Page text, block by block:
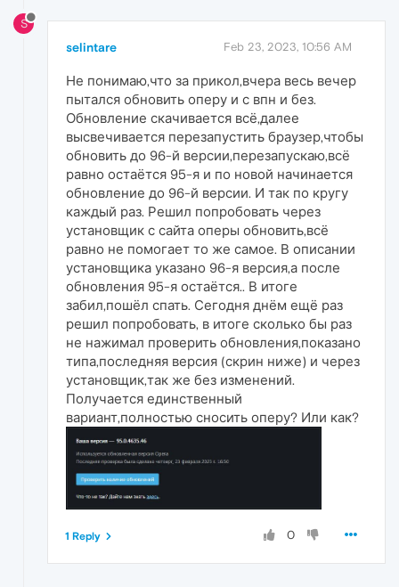
S
selintare Feb 23, 2023, 10:56 AM
Не понимаю,что за прикол,вчера весь вечер
пытался обновить оперу и с впн и без.
Обновление скачивается всё,далее
высвечивается перезапустить браузер,чтобы
обновить до 96-й версии,перезапускаю,всё
равно остаётся 95-я и по новой начинается
обновление до 96-й версии. И так по кругу
каждый раз. Решил попробовать через
установщик с сайта оперы обновить,всё
равно не помогает то же самое. В описании
установщика указано 96-я версия,а после
обновления 95-я остаётся.. В итоге
забил,пошёл спать. Сегодня днём ещё раз
решил попробовать, в итоге сколько бы раз
не нажимал проверить обновления,показано
типа,последняя версия (скрин ниже) и через
установщик,так же без изменений.
Получается единственный
вариант,полностью сносить оперу? Или как?
0
1 Reply